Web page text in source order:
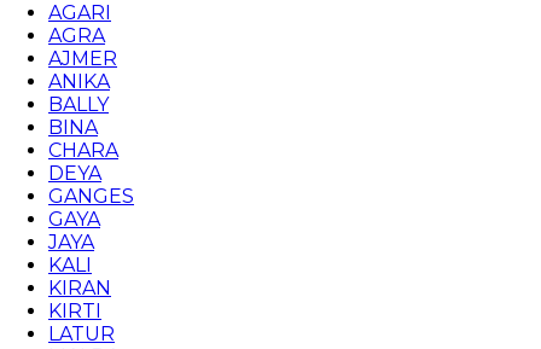
AGARI
AGRA
AJMER
ANIKA
BALLY
BINA
CHARA
DEYA
GANGES
GAYA
JAYA
KALI
KIRAN
KIRTI
LATUR